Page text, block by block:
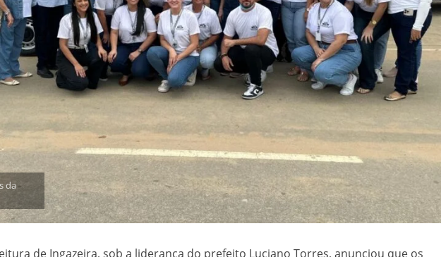
da
de Ingazeira, sob a liderança do prefeito Luciano Torres, anunciou que os